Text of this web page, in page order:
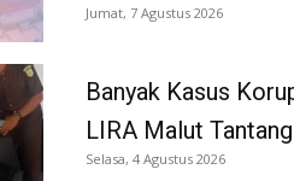
Jumat, 7 Agustus 2026
Banyak Kasus
LIRA Malut
Selasa, 4 Agustus 2026